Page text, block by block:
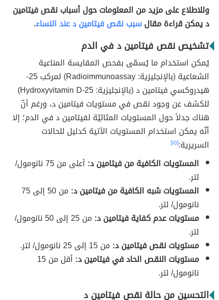
وللاطلاع على مزيد من المعلومات حول أسباب نقص فيتامين
د يمكن قراءة مقالسبب نقص فيتامين د عند النساء.
تشخيص نقص فيتامين د في الدم
يُمكن استخدام ما يُسمّى بفحص المقايسة المناعية
الشعاعية (بالإنجليزية: Radioimmunoassay) لمركب 25-
هيدروكسي فيتامين د (بالإنجليزية: 25-Hydroxyvitamin D)
للكشف عن وجود نقص في مستويات فيتامين د، ورغم أنّ
هناك جدلاً حول المستويات المثاليّة لفيتامين د في الدم؛ إلا
أنّه يمكن استخدام المستويات الآتية كدليل للحالات
السريرية:[١٥]
المستويات الكافية من فيتامين د:
أعلى من 75 نانومول/
لتر.
المستويات شبه الكافية من فيتامين د:
من 50 إلى 75
نانومول/ لتر.
مستويات عدم كفاية فيتامين د:
من 25 إلى 50 نانومول/
لتر.
مستويات نقص فيتامين د: من 15 إلى 25 نانومول/ لتر.
مستويات النقص الحاد في فيتامين د:
أقل من 15
نانومول/ لتر.
التحسين من حالة نقص فيتامين د